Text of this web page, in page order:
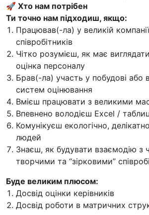
🚀 Хто нам потрібен
Ти точно нам підходиш, якщо:
Працював(-ла) у великій
співробітників
Чітко розумієш, як має
оцінка персоналу
Брав(-ла) участь у побудові або
систем оцінювання
Вмієш працювати з великими
Впевнено володієш Excel /
Комунікуєш екологічно,
людей
Знаєш, як будувати взаємодію з
творчими та “зірковими”
Буде великим плюсом:
Досвід оцінки керівників
Досвід роботи в матричних